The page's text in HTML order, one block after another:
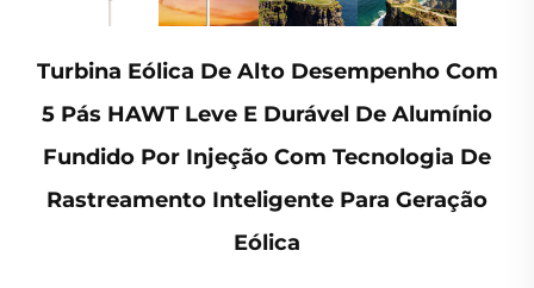
Turbina Eólica De Alto Desempenho Com
5 Pás HAWT Leve E Durável De Alumínio
Fundido Por Injeção Com Tecnologia De
Rastreamento Inteligente Para Geração
Eólica